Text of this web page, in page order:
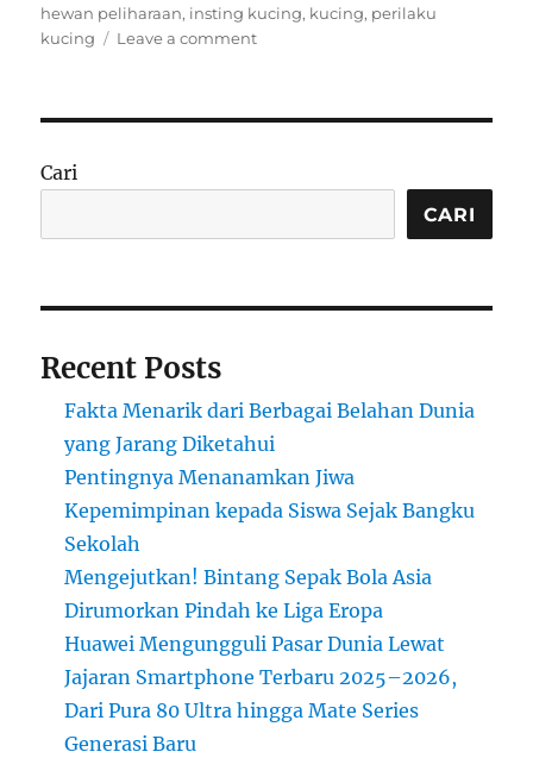
on
hewan peliharaan, insting kucing, kucing, perilaku
kucing
Leave a commenton
Tidur
Tempat
Cari
CARI
Recent Posts
Fakta Menarik dari Berbagai Belahan Dunia
yang Jarang Diketahui
Pentingnya Menanamkan Jiwa
Kepemimpinan kepada Siswa Sejak Bangku
Sekolah
Mengejutkan! Bintang Sepak Bola Asia
Dirumorkan Pindah ke Liga Eropa
Huawei Mengungguli Pasar Dunia Lewat
Jajaran Smartphone Terbaru 2025–2026,
Dari Pura 80 Ultra hingga Mate Series
Generasi Baru